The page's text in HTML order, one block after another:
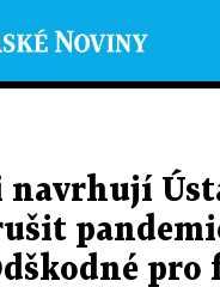
navrhují
pro